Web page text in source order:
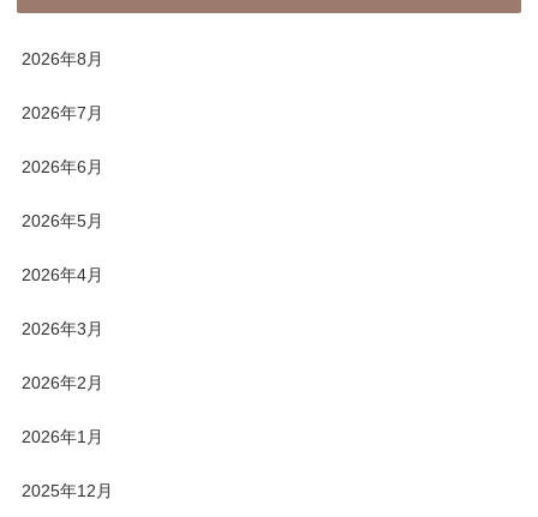
2026年8月
2026年7月
2026年6月
2026年5月
2026年4月
2026年3月
2026年2月
2026年1月
2025年12月